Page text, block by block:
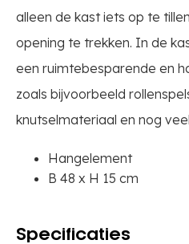
alleen de kast iets op te
opening te trekken. In de
een ruimtebesparende en
zoals bijvoorbeeld
knutselmateriaal en nog
Hangelement
B 48 x H 15 cm
Specificaties